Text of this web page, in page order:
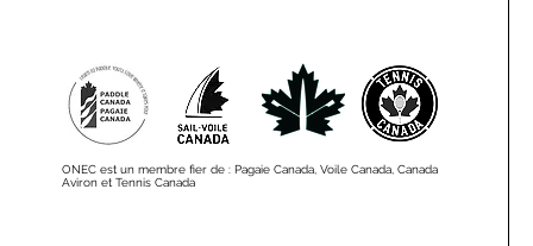
ONEC est un membre fier de : Pagaie Canada, Voile Canada, Canada
Aviron et Tennis Canada